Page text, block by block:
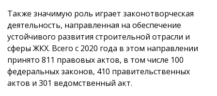
Также значимую роль играет законотворческая
деятельность, направленная на обеспечение
устойчивого развития строительной отрасли и
сферы ЖКХ. Всего с 2020 года в этом направлении
принято 811 правовых актов, в том числе 100
федеральных законов, 410 правительственных
актов и 301 ведомственный акт.